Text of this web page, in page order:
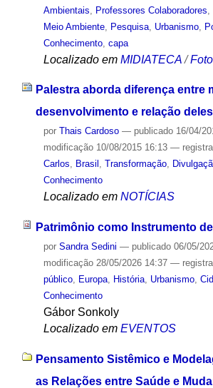
Ambientais
Professores Colaboradores
Meio Ambiente, Pesquisa, Urbanismo,
Conhecimento, capa
Localizado em MIDIATECA /
Palestra aborda diferença entre
desenvolvimento e relação
por Thais Cardoso — publicado16/04/
modificação10/08/2015 16:13 —
Carlos, Brasil , Transformação,
Conhecimento
Localizado em NOTÍCIAS
Patrimônio como Instrumento
por Sandra Sedini — publicado06/05/
modificação28/05/2026 14:37 —
público, Europa, História, Urbanismo,
Conhecimento
Gábor Sonkoly
Localizado em EVENTOS
Pensamento Sistêmico e
as Relações entre Saúde e